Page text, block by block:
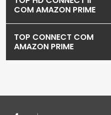
COM AMAZON PRIME
TOP CONNECT COM
AMAZON PRIME